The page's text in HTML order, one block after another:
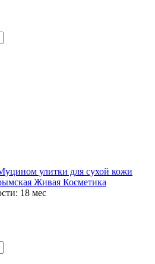
улитки для сухой кожи
Живая Косметика
18 мес